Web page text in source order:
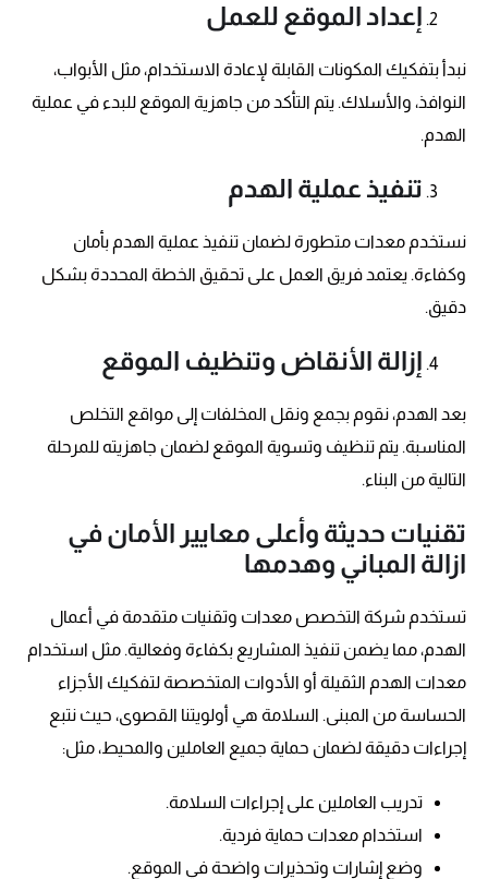
إعداد الموقع للعمل
نبدأ بتفكيك المكونات القابلة لإعادة الاستخدام، مثل الأبواب،
النوافذ، والأسلاك. يتم التأكد من جاهزية الموقع للبدء في عملية
الهدم.
تنفيذ عملية الهدم
نستخدم معدات متطورة لضمان تنفيذ عملية الهدم بأمان
وكفاءة. يعتمد فريق العمل على تحقيق الخطة المحددة بشكل
دقيق.
إزالة الأنقاض وتنظيف الموقع
بعد الهدم، نقوم بجمع ونقل المخلفات إلى مواقع التخلص
المناسبة. يتم تنظيف وتسوية الموقع لضمان جاهزيته للمرحلة
التالية من البناء.
تقنيات حديثة وأعلى معايير الأمان في
ازالة المباني وهدمها
تستخدم شركة التخصص معدات وتقنيات متقدمة في أعمال
الهدم، مما يضمن تنفيذ المشاريع بكفاءة وفعالية. مثل استخدام
معدات الهدم الثقيلة أو الأدوات المتخصصة لتفكيك الأجزاء
الحساسة من المبنى. السلامة هي أولويتنا القصوى، حيث نتبع
إجراءات دقيقة لضمان حماية جميع العاملين والمحيط، مثل:
تدريب العاملين على إجراءات السلامة.
استخدام معدات حماية فردية.
وضع إشارات وتحذيرات واضحة في الموقع.